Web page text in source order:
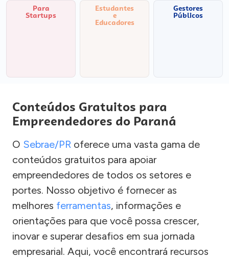
Para
Startups
Estudantes
e
Educadores
Gestores
Públicos
Conteúdos Gratuitos para
Empreendedores do Paraná
O Sebrae/PR oferece uma vasta gama de
conteúdos gratuitos para apoiar
empreendedores de todos os setores e
portes. Nosso objetivo é fornecer as
melhores ferramentas, informações e
orientações para que você possa crescer,
inovar e superar desafios em sua jornada
empresarial. Aqui, você encontrará recursos